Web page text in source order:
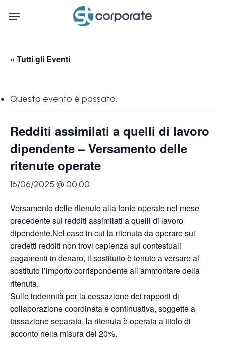
Menu
« Tutti gli Eventi
Questo evento è passato.
Redditi assimilati a quelli di lavoro
dipendente – Versamento delle
ritenute operate
16/06/2025 @ 00:00
Versamento delle ritenute alla fonte operate nel mese
precedente sui redditi assimilati a quelli di lavoro
dipendente.Nel caso in cui la ritenuta da operare sui
predetti redditi non trovi capienza sui contestuali
pagamenti in denaro, il sostituito è tenuto a versare al
sostituto l’importo corrispondente all’ammontare della
ritenuta.
Sulle indennità per la cessazione dei rapporti di
collaborazione coordinata e continuativa, soggette a
tassazione separata, la ritenuta è operata a titolo di
acconto nella misura del 20%.